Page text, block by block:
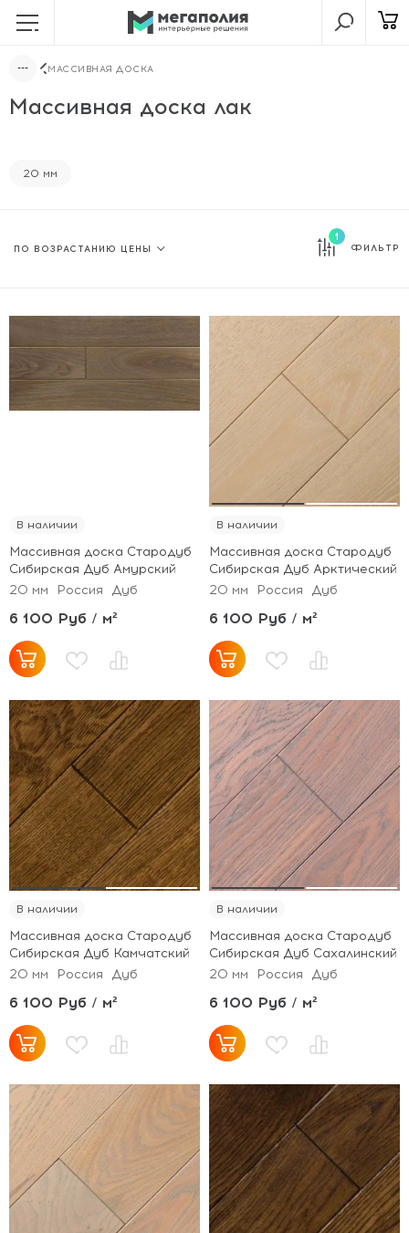
МАССИВНАЯ ДОСКА
Массивная доска лак
20 мм
1
ФИЛЬТР
В наличии
Массивная доска Стародуб
Сибирская Дуб Амурский
20 мм
Россия Дуб
6 100 Руб / м²
В наличии
Массивная доска Стародуб
Сибирская Дуб Арктический
20 мм
Россия Дуб
6 100 Руб / м²
В наличии
Массивная доска Стародуб
Сибирская Дуб Камчатский
20 мм
Россия Дуб
6 100 Руб / м²
В наличии
Массивная доска Стародуб
Сибирская Дуб Сахалинский
20 мм
Россия Дуб
6 100 Руб / м²